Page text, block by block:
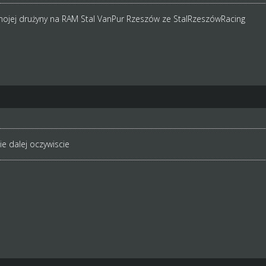
drużyny na RAM Stal VanPur Rzeszów ze StalRzeszówRacing
dalej oczywiscie